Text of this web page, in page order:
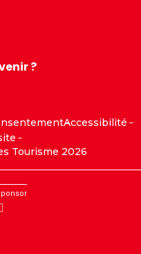
?
Accessibilité
Tourisme 2026